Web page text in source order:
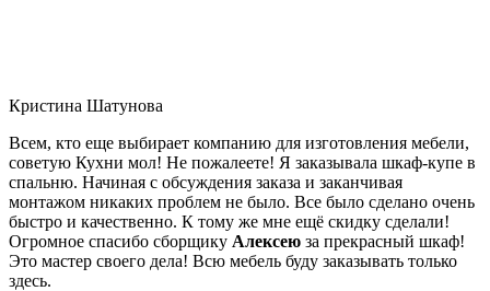
Кристина Шатунова
Всем, кто еще выбирает компанию для изготовления мебели,
советую Кухни мол! Не пожалеете! Я заказывала шкаф-купе в
спальню. Начиная с обсуждения заказа и заканчивая
монтажом никаких проблем не было. Все было сделано очень
быстро и качественно. К тому же мне ещё скидку сделали!
Огромное спасибо сборщику Алексею за прекрасный шкаф!
Это мастер своего дела! Всю мебель буду заказывать только
здесь.